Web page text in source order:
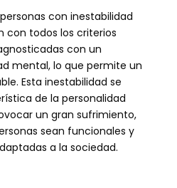
con inestabilidad
con todos los criterios
con un
mental, lo que permite un
Esta inestabilidad se
de la personalidad
un gran sufrimiento,
sean funcionales y
a la sociedad.